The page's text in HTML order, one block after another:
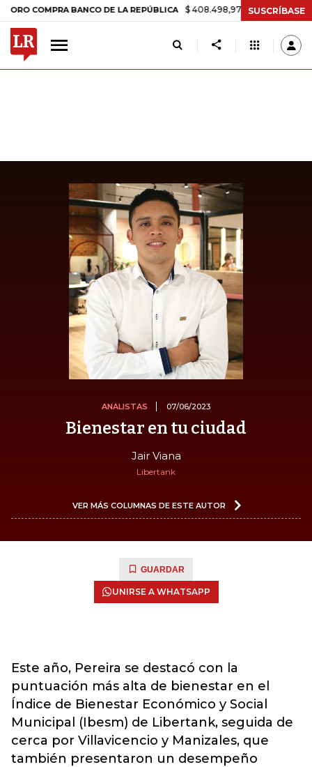
BANCO DE LA REPÚBLICA $ 408.498,97 +$ 8.753,81 +2,19%
SUSCRÍBASE
ANALISTAS 07/06/2023
Bienestar en tu ciudad
Jair Viana
Libertank
VER MÁS COLUMNAS DE ESTE AUTOR
GUARDAR
UNIRSE A WHATSAPP
Este año, Pereira se destacó con la
puntuación más alta de bienestar en el
Índice de Bienestar Económico y Social
Municipal (Ibesm) de Libertank, seguida de
cerca por Villavicencio y Manizales, que
también presentaron un desempeño